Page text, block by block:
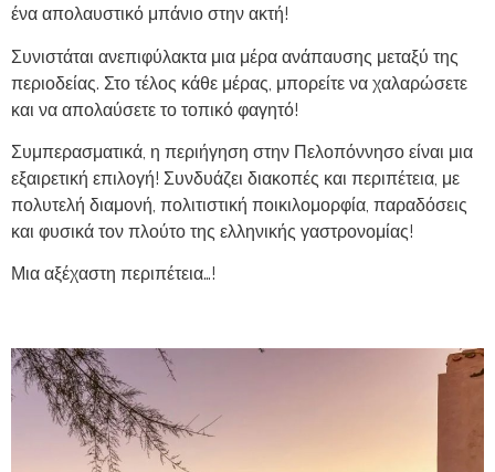
ένα απολαυστικό μπάνιο στην ακτή!
Συνιστάται ανεπιφύλακτα μια μέρα ανάπαυσης μεταξύ της
περιοδείας. Στο τέλος κάθε μέρας, μπορείτε να χαλαρώσετε
και να απολαύσετε το τοπικό φαγητό!
Συμπερασματικά, η περιήγηση στην Πελοπόννησο είναι μια
εξαιρετική επιλογή! Συνδυάζει διακοπές και περιπέτεια, με
πολυτελή διαμονή, πολιτιστική ποικιλομορφία, παραδόσεις
και φυσικά τον πλούτο της ελληνικής γαστρονομίας!
Μια αξέχαστη περιπέτεια…!